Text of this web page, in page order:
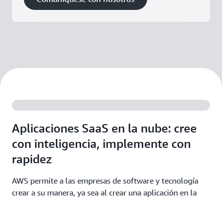
Aplicaciones SaaS en la nube: cree
con inteligencia, implemente con
rapidez
AWS permite a las empresas de software y tecnología
crear a su manera, ya sea al crear una aplicación en la